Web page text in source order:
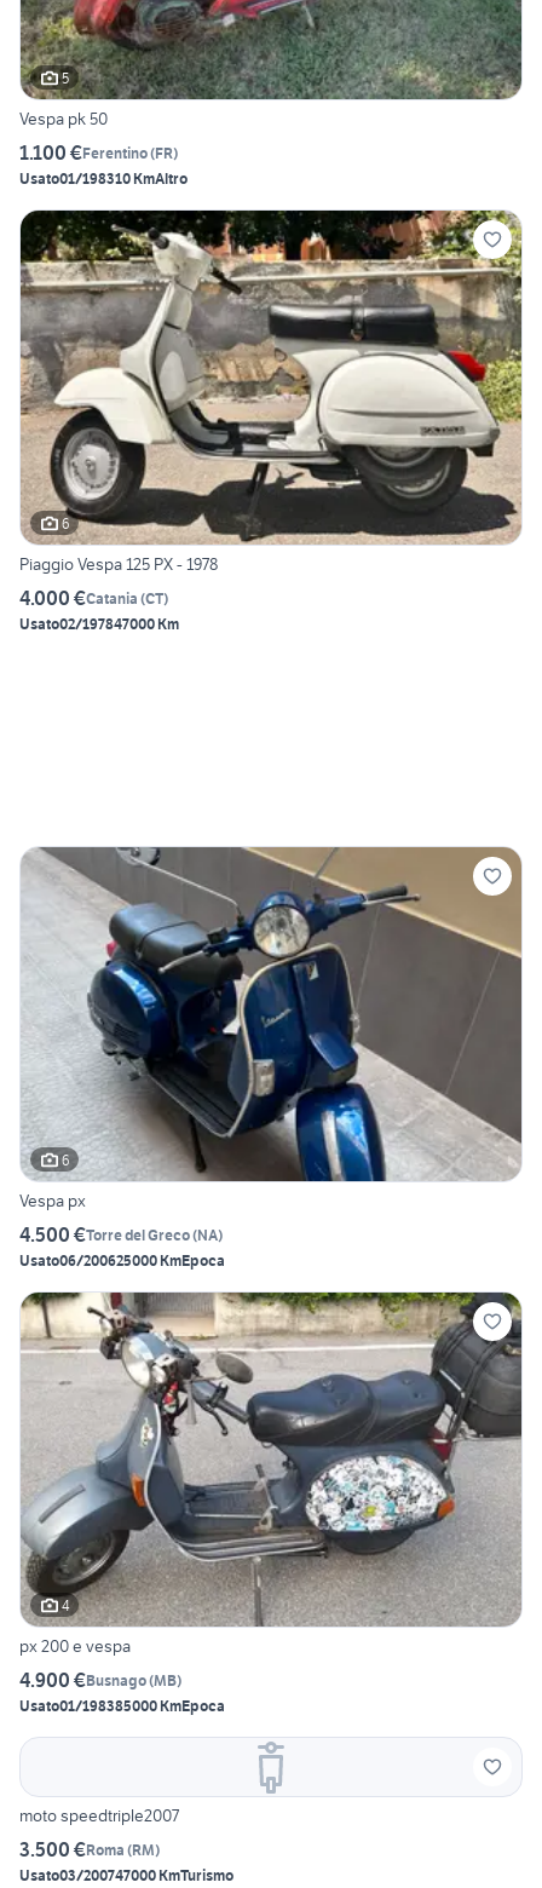
5
Vespa pk 50
1.100 €Ferentino(FR)
Usato01/198310 KmAltro
6
Piaggio Vespa 125 PX - 1978
4.000 €Catania (CT)
Usato02/197847000 Km
6
Vespa px
4.500 €Torre del Greco(NA)
Usato06/200625000 KmEpoca
4
px 200 e vespa
4.900 €Busnago(MB)
Usato01/198385000 KmEpoca
moto speedtriple2007
3.500 €Roma (RM)
Usato03/200747000 KmTurismo